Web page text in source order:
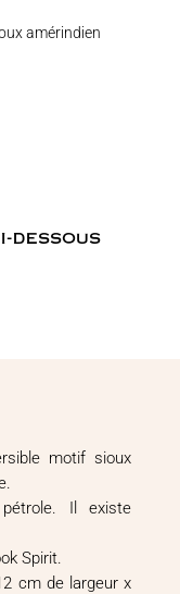
amérindien
motif sioux
Il existe
Spirit.
cm de largeur x